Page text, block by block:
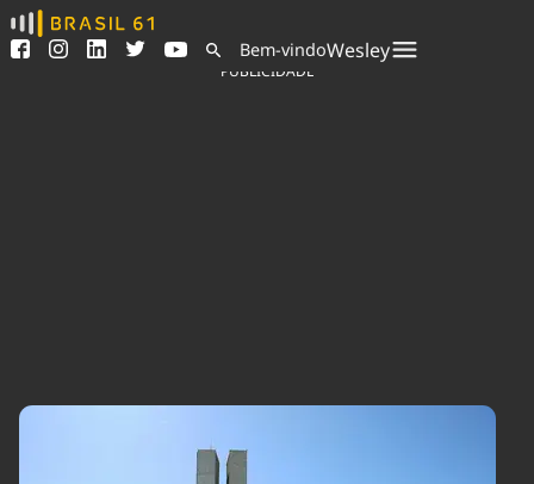
Ver todas as notícias
Podcasts
Indicadores
Comportamento
Cultura
Bem-vindoWesley
PUBLICIDADE